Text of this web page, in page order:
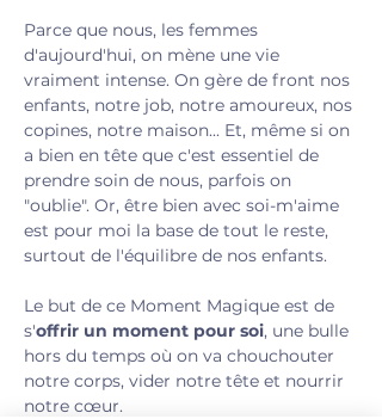
Parce que nous, les femmes
d'aujourd'hui, on mène une vie
vraiment intense. On gère de front nos
enfants, notre job, notre amoureux, nos
copines, notre maison... Et, même si on
a bien en tête que c'est essentiel de
prendre soin de nous, parfois on
"oublie". Or, être bien avec soi-m'aime
est pour moi la base de tout le reste,
surtout de l'équilibre de nos enfants.
Le but de ce Moment Magique est de
s'offrir un moment pour soi, une bulle
hors du temps où on va chouchouter
notre corps, vider notre tête et nourrir
notre cœur.